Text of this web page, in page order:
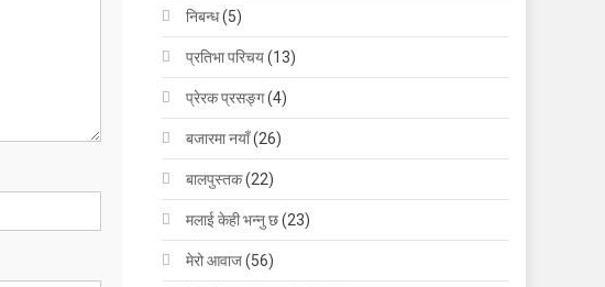
निबन्ध(5)
प्रतिभा परिचय(13)
प्रेरक प्रसङ्ग(4)
बजारमा नयाँ(26)
बालपुस्तक(22)
मलाई केही भन्नु छ(23)
मेरो आवाज(56)